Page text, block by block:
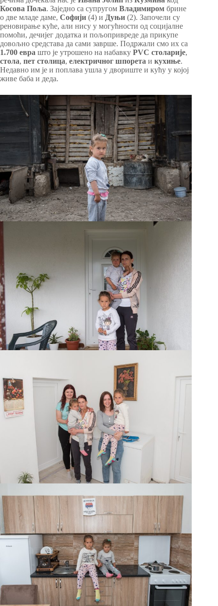
Косова Поља. Заједно са супругом Владимиром брине
о две младе даме, Софији (4) и Дуњи (2). Започели су
реновирање куће, али нису у могућности од социјалне
помоћи, дечијег додатка и пољопривреде да прикупе
довољно средстава да сами заврше. Подржали смо их са
1.700 евра што је утрошено на набавку PVC столарије,
стола, пет столица, електричног шпорета и кухиње.
Недавно им је и поплава ушла у двориште и кућу у којој
живе баба и деда.